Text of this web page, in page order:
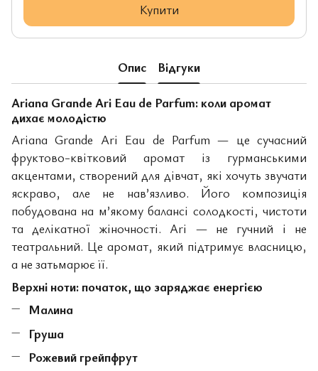
Купити
Опис Відгуки
Ariana Grande Ari Eau de Parfum: коли аромат
дихає молодістю
Ariana Grande Ari Eau de Parfum — це сучасний
фруктово-квітковий аромат із гурманськими
акцентами, створений для дівчат, які хочуть звучати
яскраво, але не нав’язливо. Його композиція
побудована на м’якому балансі солодкості, чистоти
та делікатної жіночності. Ari — не гучний і не
театральний. Це аромат, який підтримує власницю,
а не затьмарює її.
Верхні ноти: початок, що заряджає енергією
Малина
Груша
Рожевий грейпфрут